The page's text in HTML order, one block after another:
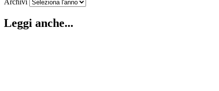
Archivi
Leggi anche...